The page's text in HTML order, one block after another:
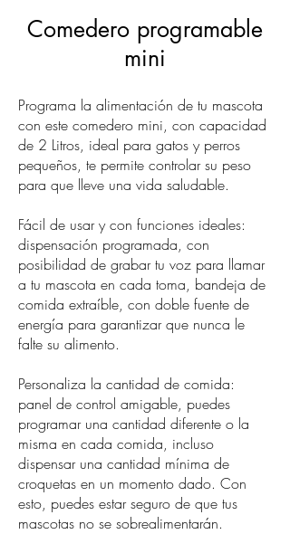
Comedero programable
mini
Programa la alimentación de tu mascota
con este comedero mini, con capacidad
de 2 Litros, ideal para gatos y perros
pequeños, te permite controlar su peso
para que lleve una vida saludable.
Fácil de usar y con funciones ideales:
dispensación programada, con
posibilidad de grabar tu voz para llamar
a tu mascota en cada toma, bandeja de
comida extraíble, con doble fuente de
energía para garantizar que nunca le
falte su alimento.
Personaliza la cantidad de comida:
panel de control amigable, puedes
programar una cantidad diferente o la
misma en cada comida, incluso
dispensar una cantidad mínima de
croquetas en un momento dado. Con
esto, puedes estar seguro de que tus
mascotas no se sobrealimentarán.